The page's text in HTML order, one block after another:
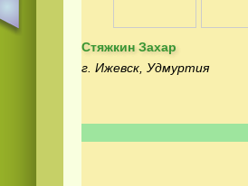
Стяжкин Захар
г. Ижевск, Удмуртия